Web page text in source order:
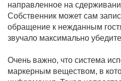
направленное на
Собственник может сам
обращение к нежданным
звучало максимально
Очень важно, что система
маркерным веществом, в